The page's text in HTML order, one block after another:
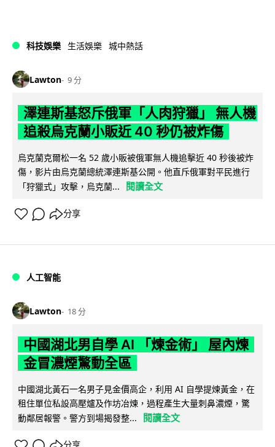
科技娛樂 生活娛樂 城中熱話
Lawton 9 分
澤連斯基怒斥俄軍「人肉狩獵」 無人機
追殺烏克蘭小販近 40 秒仍被炸傷
烏克蘭克爾松一名 52 歲小販被俄軍無人機追擊近 40 秒後被炸
傷，影片由烏克蘭總統澤連斯基公開。他直斥俄軍對平民進行
「狩獵式」攻擊，烏克蘭...
閱讀全文
分享
人工智能
Lawton 18 分
中國湖北男自學 AI 「煉金術」 屋內煉
金冒濃煙驚動全區
中國湖北黃石一名男子見金價高企，利用 AI 自學提煉黃金，在
租住單位私設高壓爐及作坊冶煉，過程產生大量刺鼻濃煙，驚
動鄰居報警。警方到場揭發整...
閱讀全文